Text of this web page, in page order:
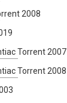
2008
Torrent 2007
Torrent 2008